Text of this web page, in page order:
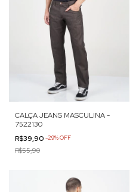
CALÇA JEANS MASCULINA -
7522130
R$39,90 -29%OFF
R$55,90